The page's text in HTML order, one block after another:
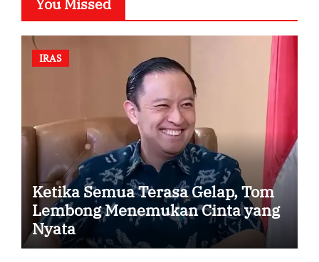
You Missed
IRAS
Ketika Semua Terasa Gelap, Tom
Lembong Menemukan Cinta yang
Nyata